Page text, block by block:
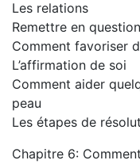
Les relations
Remettre en
Comment favoriser
L’affirmation de soi
Comment aider
peau
Les étapes de
Chapitre 6: